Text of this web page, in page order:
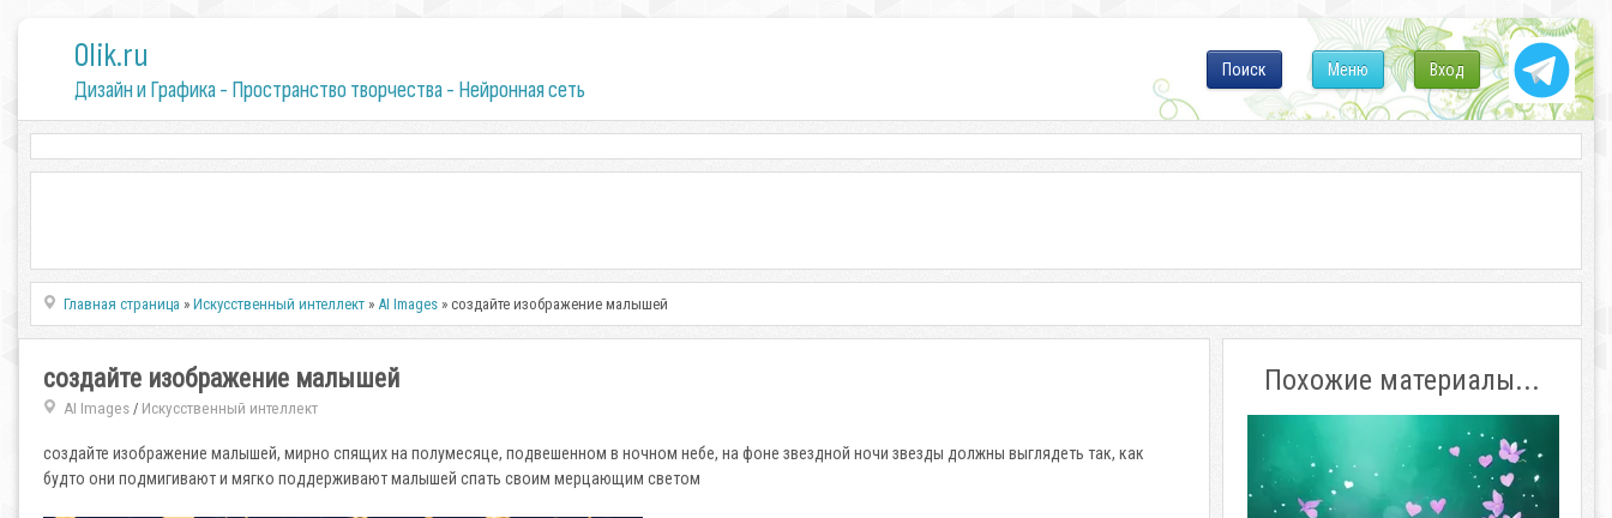
0lik.ru
Дизайн и Графика - Пространство творчества - Нейронная сеть
Вход
Меню
Поиск
Главная страница »Искусственный интеллект »AI Images » создайте изображение малышей
создайте изображение малышей
AI Images/ Искусственный интеллект
создайте изображение малышей, мирно спящих на полумесяце, подвешенном в ночном небе, на фоне звездной ночи звезды должны выглядеть так, как
будто они подмигивают и мягко поддерживают малышей спать своим мерцающим светом
Похожие материалы...